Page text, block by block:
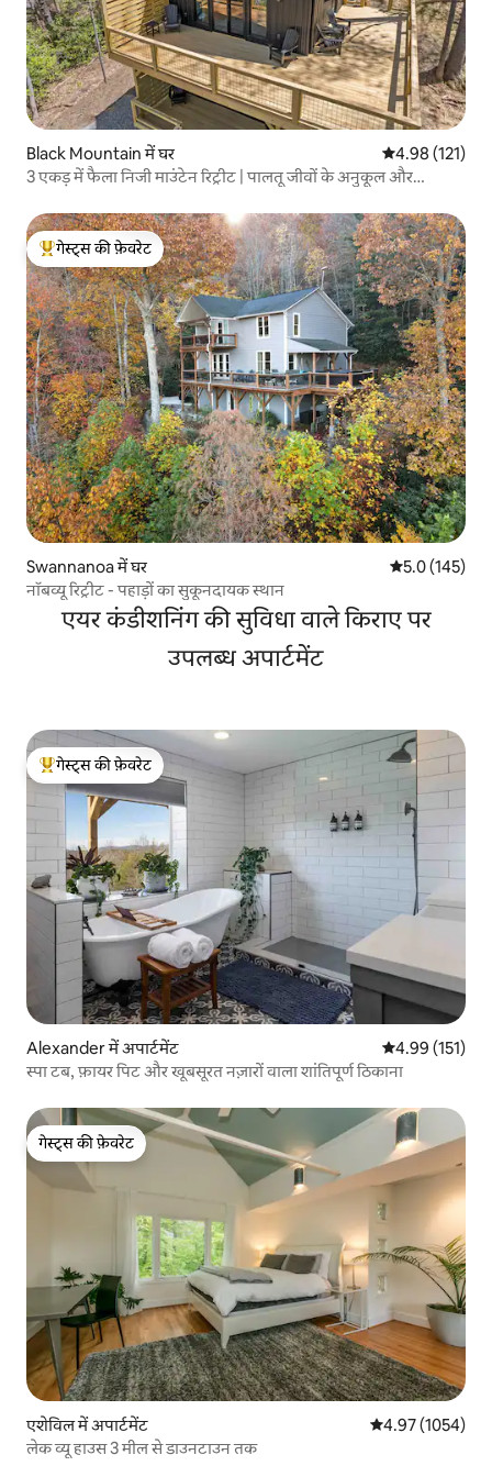
Black Mountain में घर औसत रेटिंग 5 में से
4.98 (121)
3 एकड़ में फैला निजी माउंटेन रिट्रीट | पालतू जीवों के अनुकूल और
गेस्ट्स का टॉप फ़ेवरेट
गेस्ट्स की फ़ेवरेट
Swannanoa में घर औसत रेटिंग 5 में
5.0 (145)
नॉबव्यू रिट्रीट - पहाड़ों का सुकूनदायक स्थान
एयर कंडीशनिंग की सुविधा वाले किराए पर
उपलब्ध अपार्टमेंट
गेस्ट्स का टॉप फ़ेवरेट
गेस्ट्स की फ़ेवरेट
Alexander में अपार्टमेंट औसत रेटिंग 5 में से
4.99 (151)
स्पा टब, फ़ायर पिट और खूबसूरत नज़ारों वाला शांतिपूर्ण ठिकाना
गेस्ट्स की फ़ेवरेट
गेस्ट्स की फ़ेवरेट
एशेविल में अपार्टमेंट औसत रेटिंग 5 में से
4.97 (1054)
लेक व्यू हाउस 3 मील से डाउनटाउन तक